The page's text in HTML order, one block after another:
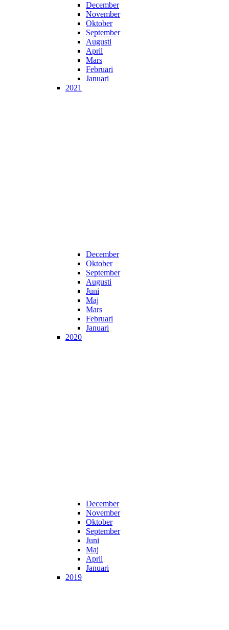
December
November
Oktober
September
Augusti
April
Mars
Februari
Januari
2021
December
Oktober
September
Augusti
Juni
Maj
Mars
Februari
Januari
2020
December
November
Oktober
September
Juni
Maj
April
Januari
2019